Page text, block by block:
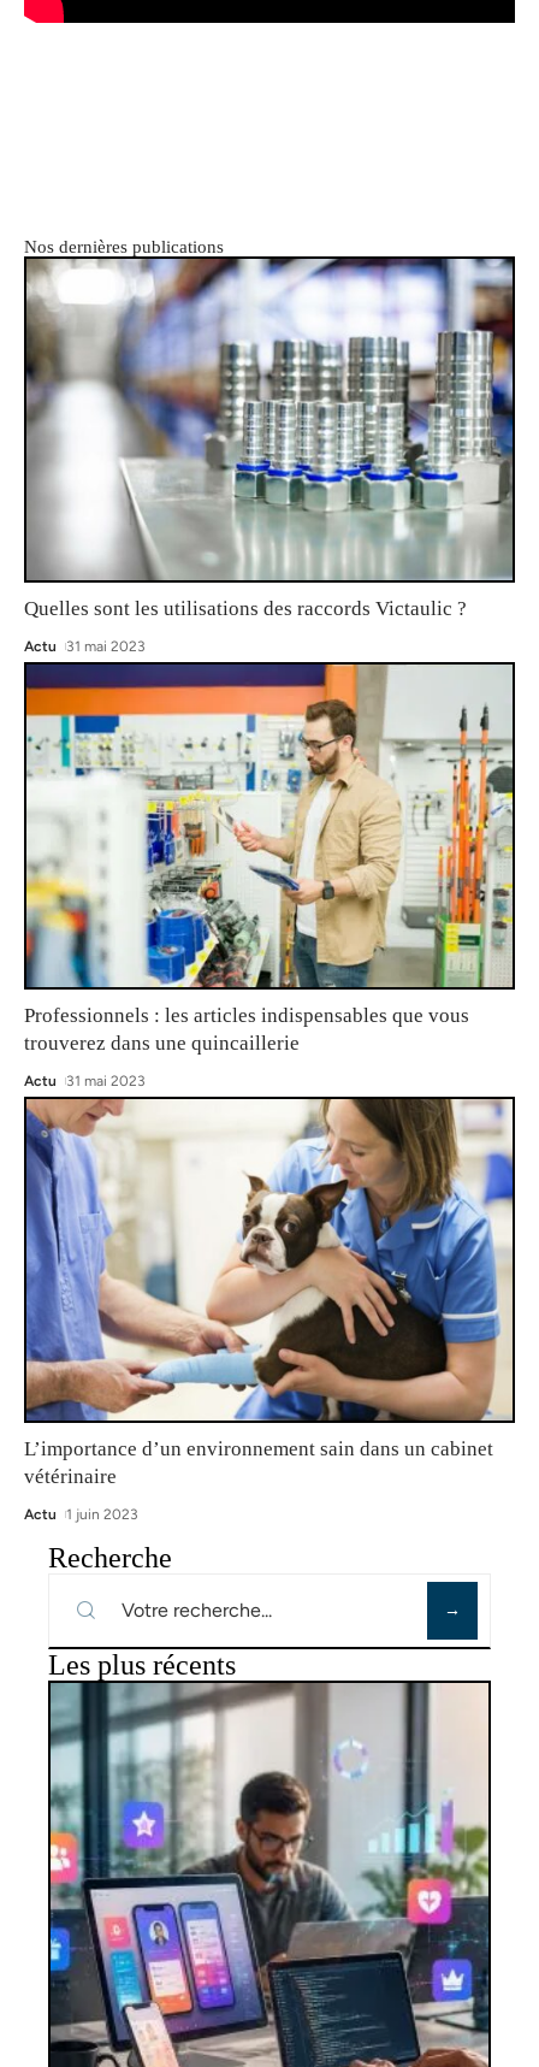
Nos dernières publications
Quelles sont les utilisations des raccords Victaulic ?
Actu 31 mai 2023
Professionnels : les articles indispensables que vous
trouverez dans une quincaillerie
Actu 31 mai 2023
L’importance d’un environnement sain dans un cabinet
vétérinaire
Actu 1 juin 2023
Recherche
Les plus récents